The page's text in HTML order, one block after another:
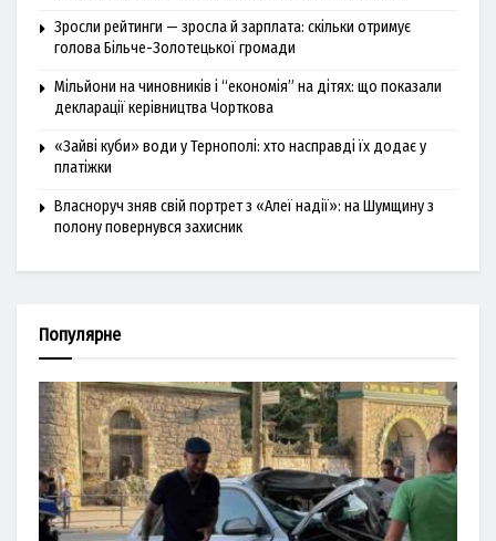
Зросли рейтинги — зросла й зарплата: скільки отримує
голова Більче-Золотецької громади
Мільйони на чиновників і “економія” на дітях: що показали
декларації керівництва Чорткова
«Зайві куби» води у Тернополі: хто насправді їх додає у
платіжки
Власноруч зняв свій портрет з «Алеї надії»: на Шумщину з
полону повернувся захисник
Популярне